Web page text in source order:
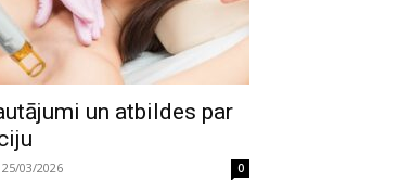
un atbildes par
25/03/2026 0